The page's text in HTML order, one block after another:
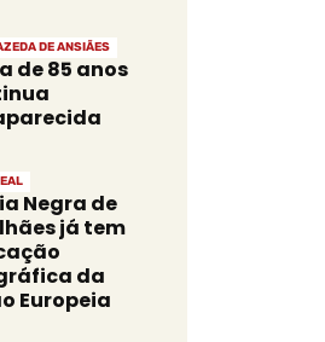
DE ANSIÃES
de 85 anos
Negra de
já tem
da
Europeia